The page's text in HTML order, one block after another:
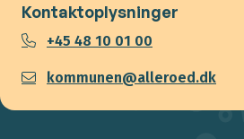
Kontaktoplysninger
+45 48 10 01 00
kommunen@alleroed.dk